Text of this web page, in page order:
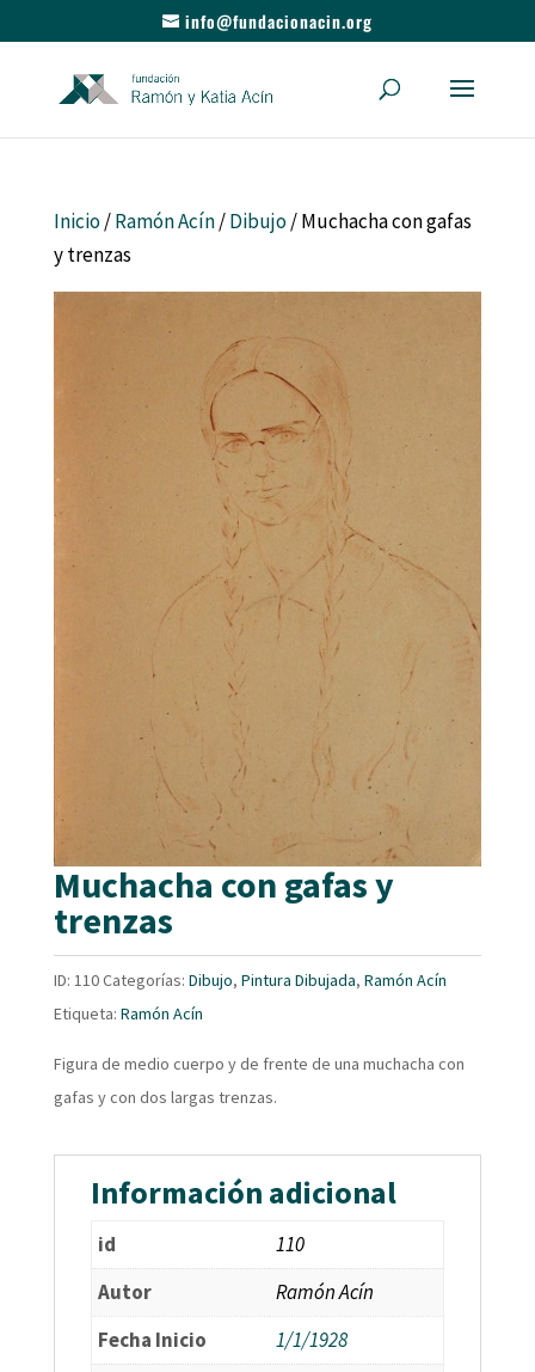
info@fundacionacin.org
Inicio/Ramón Acín/Dibujo/ Muchacha con gafas
y trenzas
Muchacha con gafas y
trenzas
ID: 110Categorías: Dibujo, Pintura Dibujada, Ramón Acín
Etiqueta: Ramón Acín
Figura de medio cuerpo y de frente de una muchacha con
gafas y con dos largas trenzas.
Información adicional
id
110
Autor
Ramón Acín
Fecha Inicio
1/1/1928